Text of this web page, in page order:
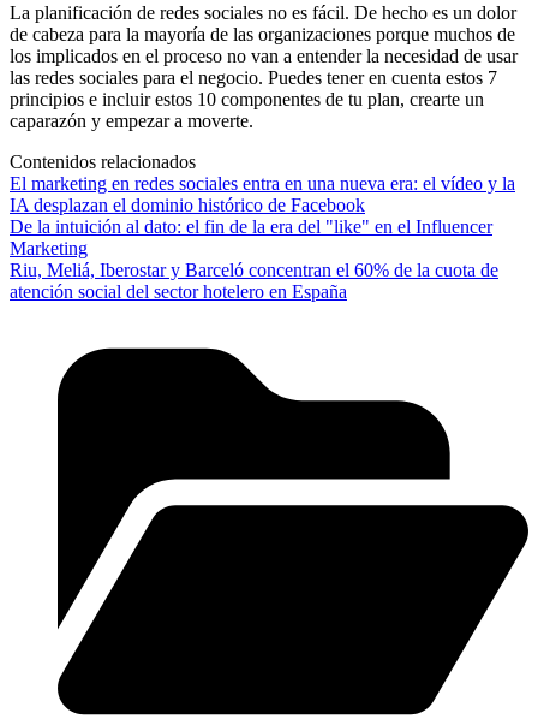
La planificación de redes sociales no es fácil. De hecho es un dolor
de cabeza para la mayoría de las organizaciones porque muchos de
los implicados en el proceso no van a entender la necesidad de usar
las redes sociales para el negocio. Puedes tener en cuenta estos 7
principios e incluir estos 10 componentes de tu plan, crearte un
caparazón y empezar a moverte.
Contenidos relacionados
El marketing en redes sociales entra en una nueva era: el vídeo y la
IA desplazan el dominio histórico de Facebook
De la intuición al dato: el fin de la era del "like" en el Influencer
Marketing
Riu, Meliá, Iberostar y Barceló concentran el 60% de la cuota de
atención social del sector hotelero en España